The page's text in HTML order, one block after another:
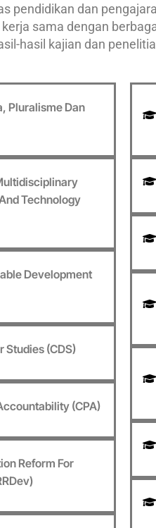
pendidikan dan
sama dengan
hasil kajian dan
Pluralisme Dan
Technology
Development
Studies (CDS)
(CPA)
Reform For